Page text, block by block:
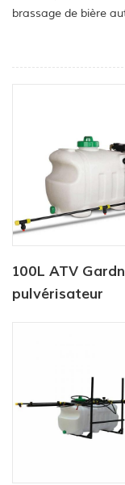
brassage de bière
100L ATV
pulvérisateur